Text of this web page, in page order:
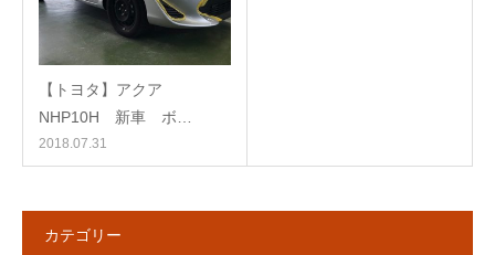
【トヨタ】アクア
NHP10H 新車 ボ…
2018.07.31
カテゴリー